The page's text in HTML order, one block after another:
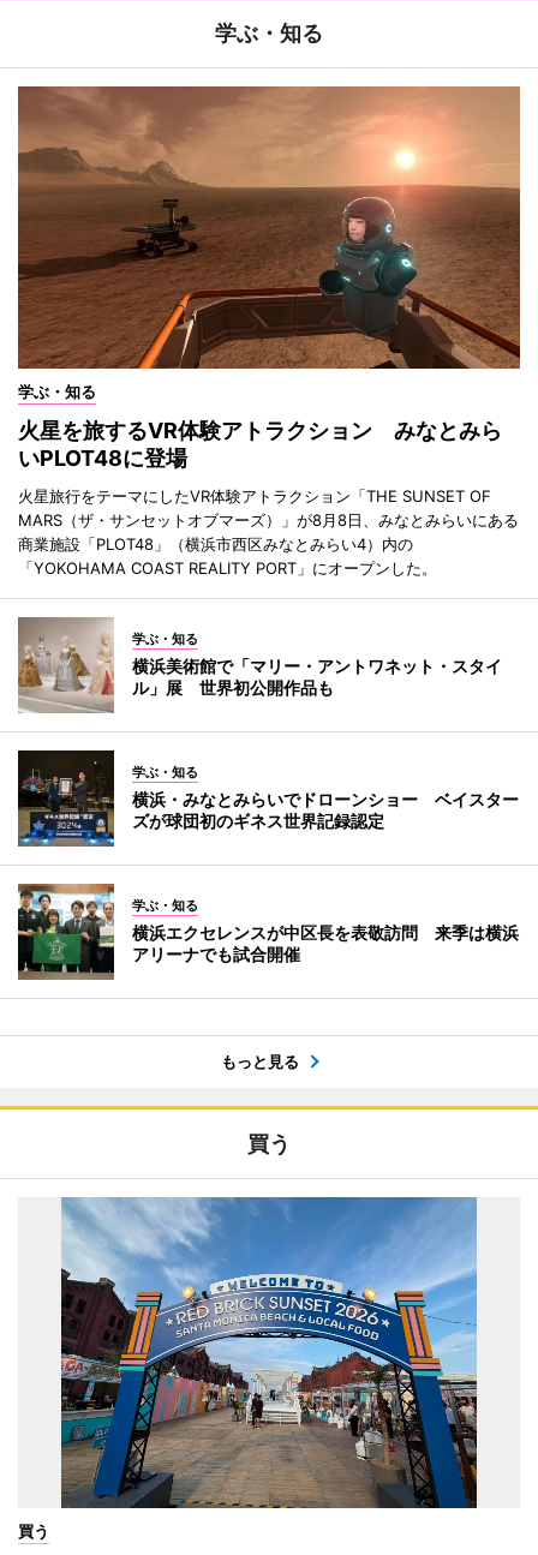
学ぶ・知る
学ぶ・知る
火星を旅するVR体験アトラクション みなとみら
いPLOT48に登場
火星旅行をテーマにしたVR体験アトラクション「THE SUNSET OF
MARS（ザ・サンセットオブマーズ）」が8月8日、みなとみらいにある
商業施設「PLOT48」（横浜市西区みなとみらい4）内の
「YOKOHAMA COAST REALITY PORT」にオープンした。
学ぶ・知る
横浜美術館で「マリー・アントワネット・スタイ
ル」展 世界初公開作品も
学ぶ・知る
横浜・みなとみらいでドローンショー ベイスター
ズが球団初のギネス世界記録認定
学ぶ・知る
横浜エクセレンスが中区長を表敬訪問 来季は横浜
アリーナでも試合開催
もっと見る
買う
買う